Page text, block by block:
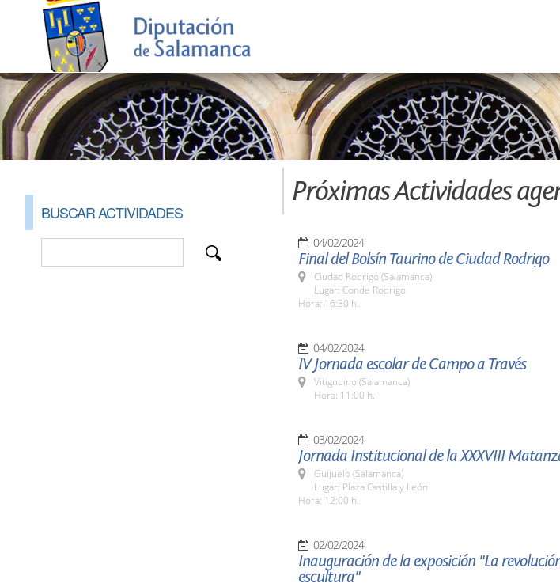
BUSCAR ACTIVIDADES
Próximas Actividades
04/02/2024
Final del Bolsín Taurino de Ciudad Rodrigo
Ciudad Rodrigo (Salamanca)
Lugar: Conde Rodrigo
Hora: 16:30 h.
04/02/2024
IV Jornada escolar de Campo a Través
Vitigudino (Salamanca)
Hora: 11:00 h.
03/02/2024
Jornada Institucional de la XXXVIII
Guijuelo (Salamanca)
Lugar: Plaza Castilla y León
Hora: 12:00 h.
02/02/2024
Inauguración de la exposición "La
escultura"